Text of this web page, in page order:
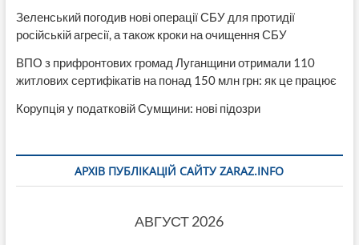
Зеленський погодив нові операції СБУ для протидії
російській агресії, а також кроки на очищення СБУ
ВПО з прифронтових громад Луганщини отримали 110
житлових сертифікатів на понад 150 млн грн: як це працює
Корупція у податковій Сумщини: нові підозри
АРХІВ ПУБЛІКАЦІЙ САЙТУ ZARAZ.INFO
АВГУСТ 2026